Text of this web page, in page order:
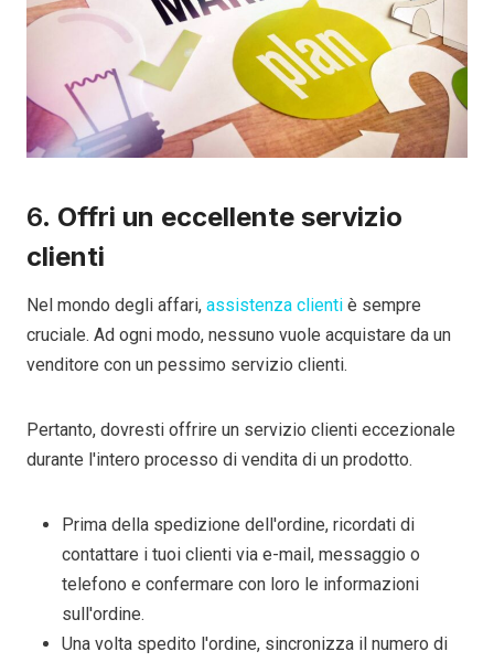
6. Offri un eccellente servizio
clienti
Nel mondo degli affari, assistenza clienti è sempre
cruciale. Ad ogni modo, nessuno vuole acquistare da un
venditore con un pessimo servizio clienti.
Pertanto, dovresti offrire un servizio clienti eccezionale
durante l'intero processo di vendita di un prodotto.
Prima della spedizione dell'ordine, ricordati di
contattare i tuoi clienti via e-mail, messaggio o
telefono e confermare con loro le informazioni
sull'ordine.
Una volta spedito l'ordine, sincronizza il numero di